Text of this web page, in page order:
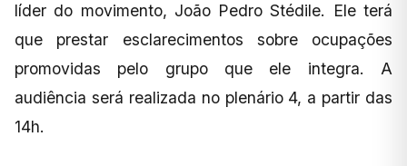
líder do movimento, João Pedro Stédile. Ele terá
que prestar esclarecimentos sobre ocupações
promovidas pelo grupo que ele integra. A
audiência será realizada no plenário 4, a partir das
14h.